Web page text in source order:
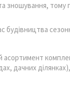
зношування, тому
будівництва
дачних